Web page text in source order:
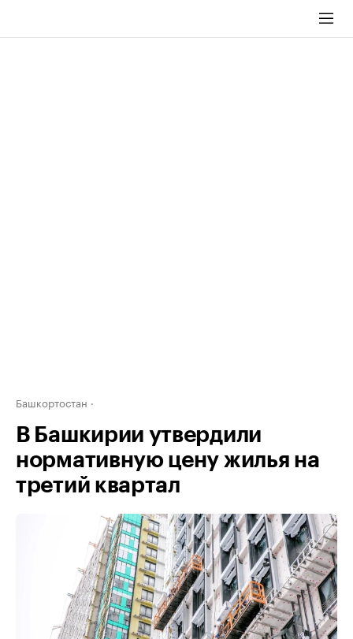
Башкортостан
В Башкирии утвердили
нормативную цену жилья на
третий квартал